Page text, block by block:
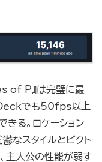
of P』は完璧に最
でも50fps以上
きる。ロケーション
なスタイルとビクト
主人公の性能が弱す